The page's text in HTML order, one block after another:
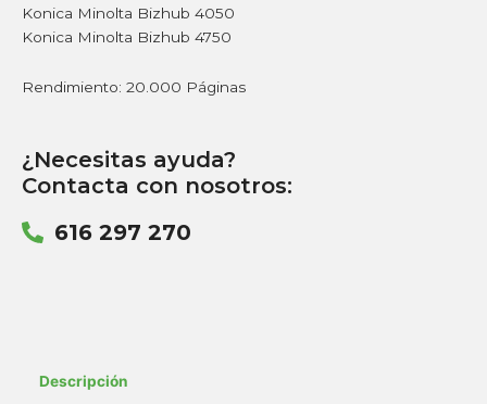
Konica Minolta Bizhub 4050
Konica Minolta Bizhub 4750
Rendimiento: 20.000 Páginas
¿Necesitas ayuda?
Contacta con nosotros:
616 297 270
Descripción